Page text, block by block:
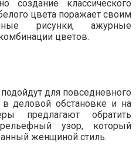
классического
цвета поражает своим
рисунки, ажурные
цветов.
для повседневного
деловой обстановке и на
предлагают обратить
узор, который
женщиной стиль.